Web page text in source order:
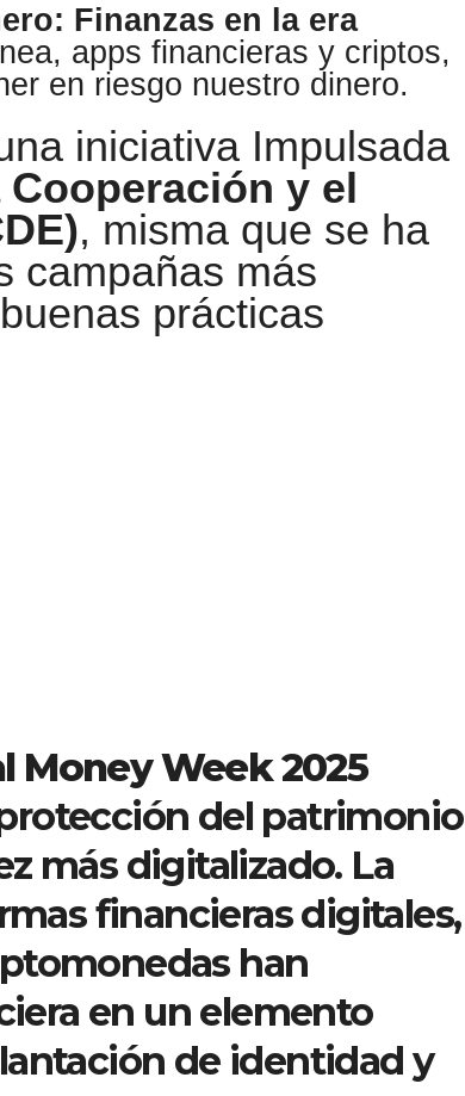
Finanzas en la era
apps financieras y criptos,
en riesgo nuestro dinero.
iniciativa Impulsada
y el
, misma que se ha
campañas más
prácticas
Money Week 2025
del patrimonio
más digitalizado. La
financieras digitales,
han
en un elemento
de identidad y